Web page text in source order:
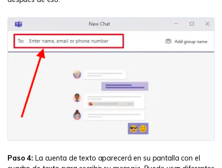
Paso 4: La cuenta de texto aparecerá en su pantalla con el